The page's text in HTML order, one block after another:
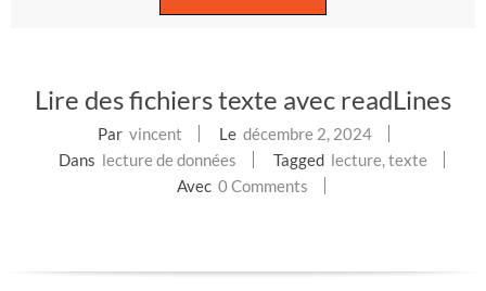
E
Lire des fichiers texte avec readLines
Par vincent Le décembre 2, 2024
Dans lecture de données Tagged lecture, texte
Avec 0 Comments